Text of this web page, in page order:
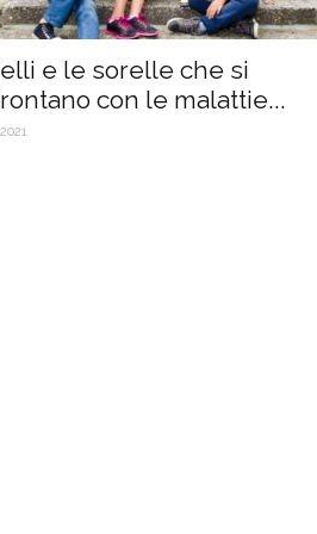
e le sorelle che si
con le malattie...